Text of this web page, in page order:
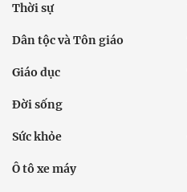
Thời sự
Dân tộc và Tôn giáo
Giáo dục
Đời sống
Sức khỏe
Ô tô xe máy